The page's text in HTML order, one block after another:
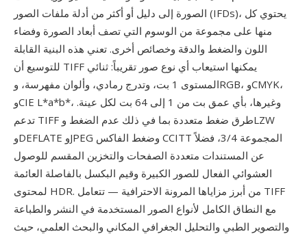
الصورة إلى دليل أو أكثر من أدلة ملفات الصور (IFDs)، يحتوي كل
منها على مجموعة من الوسوم التي تصف أبعاد الصورة وفضاء
اللون والضغط والدقة وخصائص أخرى. تعني هذه البنية القابلة
للتوسيع أن TIFF يمكنها استيعاب أي نوع صور تقريباً: ثنائي
المستوى 1 بت، وتدرج رمادي، وألوان مفهرسة، وRGB، وCMYK،
وCIE L*a*b*، وغيرها، بأي عمق بت من 1 إلى 64 بت لكل عينة.
تدعم TIFF طرق ضغط متعددة بما في ذلك عدم الضغط وLZW
وDEFLATE وJPEG وضغط الفاكس CCITT المجموعة 3/4، فضلاً
عن المستندات متعددة الصفحات والتخزين المقسم للوصول
العشوائي الفعال للصور الكبيرة وقيم البكسل بالفاصلة العائمة
لمحتوى HDR. من أبرز مزاياها المرونة الاحترافية — تتعامل TIFF
مع النطاق الكامل لأنواع الصور المستخدمة في النشر والطباعة
والتصوير الطبي والتحليل الجغرافي المكاني والبحث العلمي، حيث